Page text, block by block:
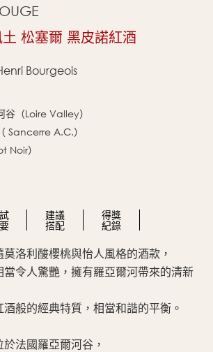
松塞爾 黑皮諾紅酒
Bourgeois
谷（Loire Valley）
Sancerre A.C.）
Noir）
建議
搭配
得獎
紀錄
洛利酸櫻桃與怡人風格的酒款，
令人驚艷，擁有羅亞爾河帶來的清新
般的經典特質，相當和諧的平衡。
法國羅亞爾河谷，